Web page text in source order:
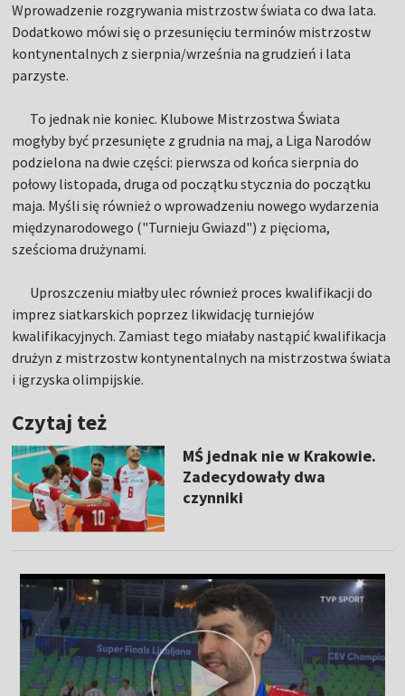
Wprowadzenie rozgrywania mistrzostw świata co dwa lata.
Dodatkowo mówi się o przesunięciu terminów mistrzostw
kontynentalnych z sierpnia/września na grudzień i lata
parzyste.
To jednak nie koniec. Klubowe Mistrzostwa Świata
mogłyby być przesunięte z grudnia na maj, a Liga Narodów
podzielona na dwie części: pierwsza od końca sierpnia do
połowy listopada, druga od początku stycznia do początku
maja. Myśli się również o wprowadzeniu nowego wydarzenia
międzynarodowego ("Turnieju Gwiazd") z pięcioma,
sześcioma drużynami.
Uproszczeniu miałby ulec również proces kwalifikacji do
imprez siatkarskich poprzez likwidację turniejów
kwalifikacyjnych. Zamiast tego miałaby nastąpić kwalifikacja
drużyn z mistrzostw kontynentalnych na mistrzostwa świata
i igrzyska olimpijskie.
Czytaj też
MŚ jednak nie w Krakowie.
Zadecydowały dwa
czynniki